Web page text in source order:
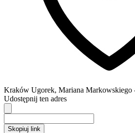
Kraków Ugorek, Mariana Markowskiego
Udostępnij ten adres
Skopiuj link